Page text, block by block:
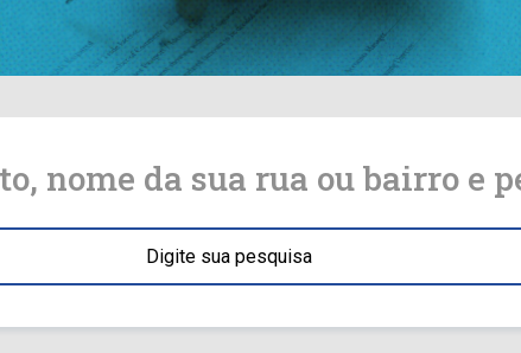
nome da sua rua ou bairro e